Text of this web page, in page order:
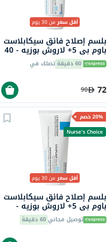
أقل سعرمن 30 يوم
بلسم إصلاح فائق سيكابلاست
باوم بي 5+ لاروش بوزيه - 40
مل 60 دقيقة تصلك في
72
90
20% خصم
Nurse's Choice
أقل سعرمن 30 يوم
بلسم إصلاح فائق سيكابلاست
باوم بي 5+ لاروش بوزيه -
100 مل توصيل مجاني60 دقيقة